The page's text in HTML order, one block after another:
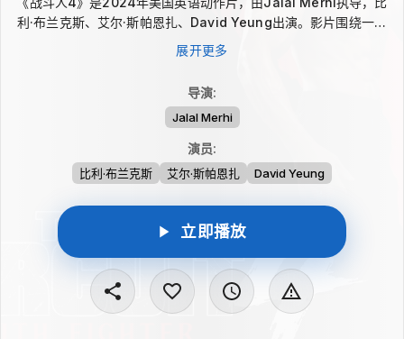
利·布兰克斯、艾尔·斯帕恩扎、David Yeung出演。影片围绕一名
年迈的退役格斗手展开：他原本已经告别擂台，却为了拯救一名年
轻学生而必须再次出战。重回拳台后，衰老的身体、久违的战斗和
现他面对危急局面时无法退缩的选择。
展开更多
导演:
Jalal Merhi
演员:
比利·布兰克斯 艾尔·斯帕恩扎 David Yeung
立即播放